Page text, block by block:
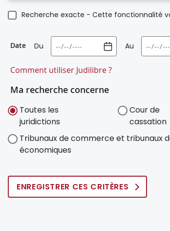
Recherche exacte - Cette fonctionnalité
Date Du Au
Comment utiliser Judilibre ?
Ma recherche concerne
Toutes les
juridictions
Cour de
cassation
Tribunaux de commerce et tribunaux
économiques
ENREGISTRER CES CRITÈRES